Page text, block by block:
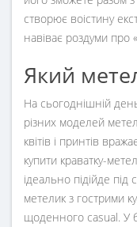
створює воістину
навіває роздуми про
Який
На сьогоднішній
різних моделей
квітів і принтів
купити краватку-
ідеально підійде
метелик з гострими
щоденного casual. У